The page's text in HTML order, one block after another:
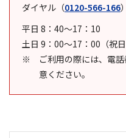
ダイヤル （0120-566-166）
平日 8：40～17：10
土日 9：00～17：00（祝
ご利用の際には、電
意ください。